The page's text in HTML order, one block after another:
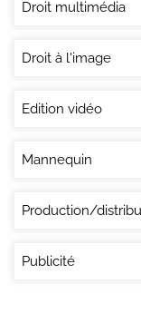
Droit multimédia
Droit à l'image
Edition vidéo
Mannequin
Production/
Publicité